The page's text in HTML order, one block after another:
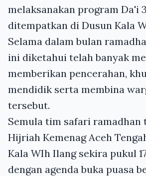
melaksanakan program Da'i
ditempatkan di Dusun Kala
Selama dalam bulan
ini diketahui telah banyak
memberikan pencerahan,
mendidik serta membina
tersebut.
Semula tim safari ramadhan
Hijriah Kemenag Aceh
Kala WIh Ilang sekira pukul
dengan agenda buka puasa